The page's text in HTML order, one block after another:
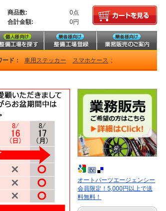
商品数:
0点
合計金額:
0円
ド： 車用ステッカー スマホケース ;
オートパーツエージェンシー
会員限定！5,000円以上で送
料無料！